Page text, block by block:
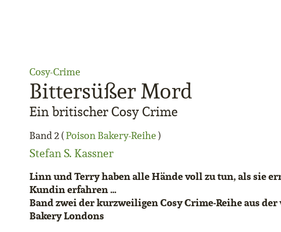
Bittersüßer Mord
Ein britischer Cosy Crime
Band 2 (Poison Bakery-Reihe)
Stefan S. Kassner
Cosy-Crime
Linn und Terry haben alle Hände voll zu tun, als sie
Kundin erfahren …
Band zwei der kurzweiligen Cosy Crime-Reihe aus
Bakery Londons